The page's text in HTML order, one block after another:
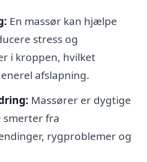
En massør kan hjælpe
stress og
i kroppen, hvilket
afslapning.
Massører er dygtige
fra
rygproblemer og